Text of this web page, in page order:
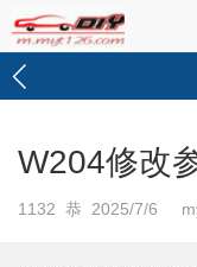
W204修改
1132 恭 2025/7/6